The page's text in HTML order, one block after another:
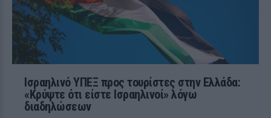
Ισραηλινό ΥΠΕΞ προς τουρίστες στην Ελλάδα:
«Κρύψτε ότι είστε Ισραηλινοί» λόγω
διαδηλώσεων